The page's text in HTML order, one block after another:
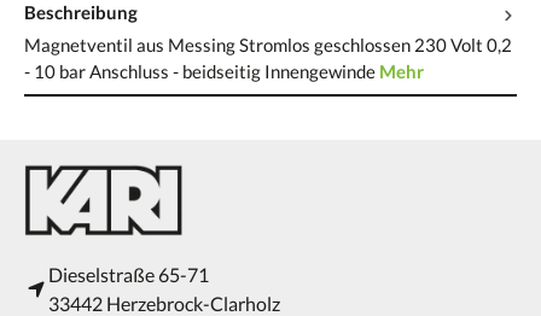
Beschreibung
Magnetventil aus Messing Stromlos geschlossen 230 Volt 0,2
- 10 bar Anschluss - beidseitig Innengewinde Mehr
Dieselstraße 65-71
33442 Herzebrock-Clarholz